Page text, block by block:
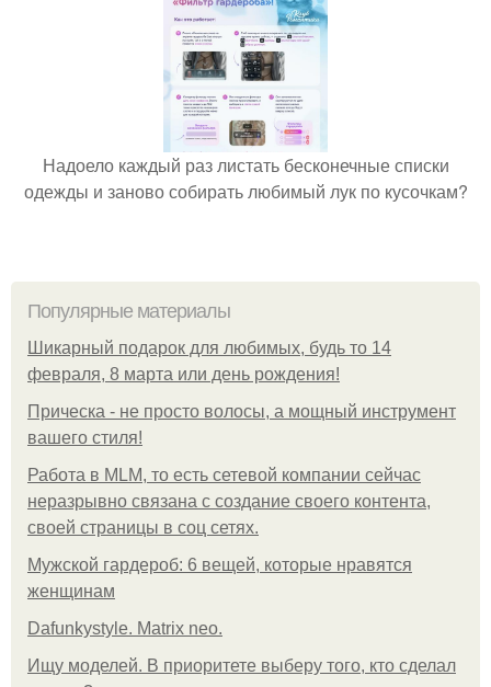
Надоело каждый раз листать бесконечные списки
одежды и заново собирать любимый лук по кусочкам?
Популярные материалы
Шикарный подарок для любимых, будь то 14
февраля, 8 марта или день рождения!
Прическа - не просто волосы, а мощный инструмент
вашего стиля!
Работа в MLM, то есть сетевой компании сейчас
неразрывно связана с создание своего контента,
своей страницы в соц сетях.
Мужской гардероб: 6 вещей, которые нравятся
женщинам
Dafunkystyle. Matrix neo.
Ищу моделей. В приоритете выберу того, кто сделал